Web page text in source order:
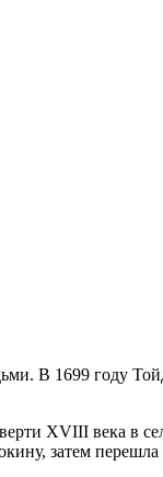
В 1699 году
XVIII века в
затем